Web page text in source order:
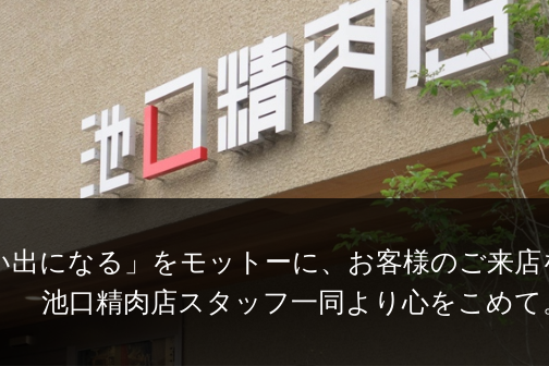
出になる」をモットーに、 お客様のご来
池口精肉店スタッフ一同より心をこめて